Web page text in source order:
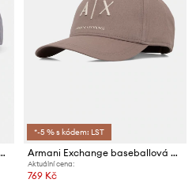
čepice pánská bavlněná
*-5 % s kódem: LST
Armani Exchange baseballová čepice pánská bavlněná
Aktuální cena:
769 Kč